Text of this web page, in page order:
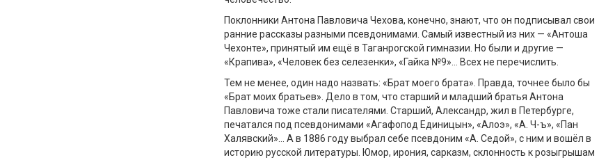
Поклонники Антона Павловича Чехова, конечно, знают, что он подписывал свои
ранние рассказы разными псевдонимами. Самый известный из них — «Антоша
Чехонте», принятый им ещё в Таганрогской гимназии. Но были и другие —
«Крапива», «Человек без селезенки», «Гайка №9»… Всех не перечислить.
Тем не менее, один надо назвать: «Брат моего брата». Правда, точнее было бы
«Брат моих братьев». Дело в том, что старший и младший братья Антона
Павловича тоже стали писателями. Старший, Александр, жил в Петербурге,
печатался под псевдонимами «Агафопод Единицын», «Алоэ», «А. Ч-ъ», «Пан
Халявский»… А в 1886 году выбрал себе псевдоним «А. Седой», с ним и вошёл в
историю русской литературы. Юмор, ирония, сарказм, склонность к розыгрышам